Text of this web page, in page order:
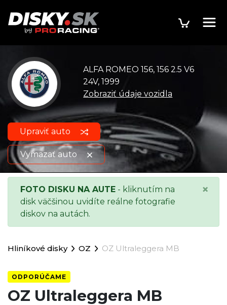
ALFA ROMEO 156, 156 2.5 V6
24V, 1999
Zobraziť údaje vozidla
Upraviť auto
Vymazať auto
ALFA ROMEO 156, 156 2.5 V6
24V, 1999
Zobraziť údaje o
vozidle
FOTO DISKU NA AUTE - kliknutím na
disk väčšinou uvidíte reálne fotografie
diskov na autách.
×
Hliníkové disky OZ OZ Ultraleggera MB
ODPORÚČAME
OZ Ultraleggera MB